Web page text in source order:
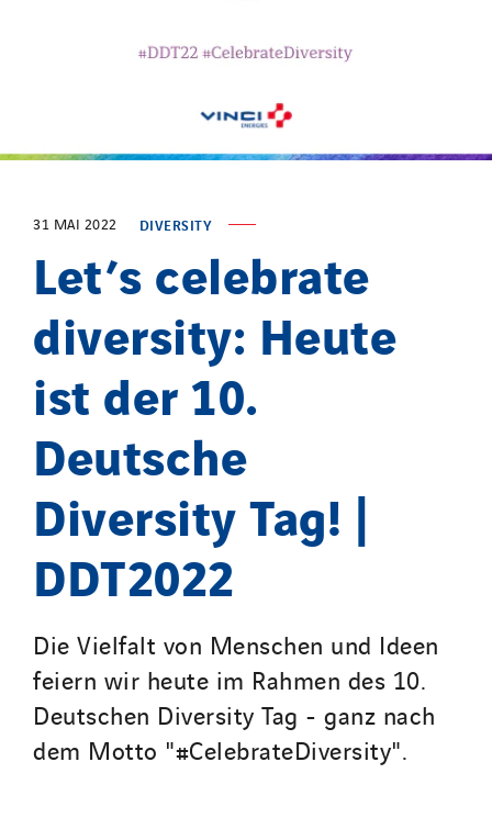
31 MAI 2022 DIVERSITY
Let’s celebrate
diversity: Heute
ist der 10.
Deutsche
Diversity Tag! |
DDT2022
Die Vielfalt von Menschen und Ideen
feiern wir heute im Rahmen des 10.
Deutschen Diversity Tag - ganz nach
dem Motto "#CelebrateDiversity".
Paumier Industrie
Process Energy
Qivy
Qivy Habitat
Qivy Tertiaire
Roiret Energies
Roiret Transport
Saga Tertiaire
Santerne Alsace
Santerne Angouleme
Santerne Aquitaine
Santerne Champagne Ardenne
Santerne Fluides
Santerne IDF
Santerne Marseille
Santerne Tertiaire et Santé
Sarrasola
Schoro Electricité